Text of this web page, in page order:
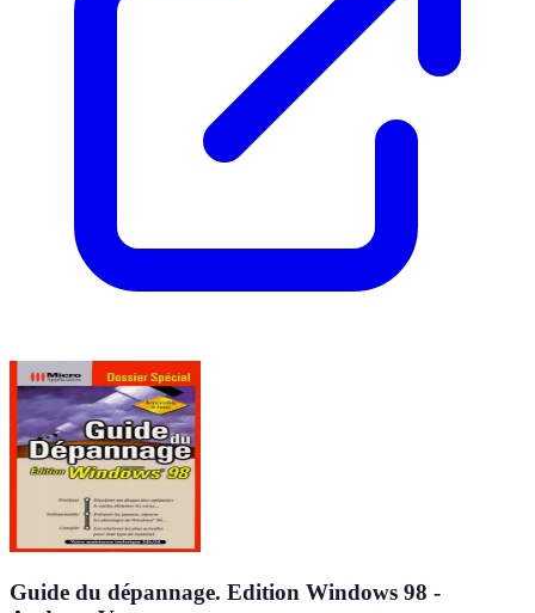
Guide du dépannage. Edition Windows 98 -